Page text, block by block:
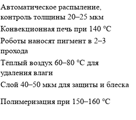
Автоматическое распыление,
контроль толщины 20–25 мкм
Конвекционная печь при 140 °C
Роботы наносят пигмент в 2–3
прохода
Тёплый воздух 60–80 °C для
удаления влаги
Слой 40–50 мкм для защиты и блеска
Полимеризация при 150–160 °C